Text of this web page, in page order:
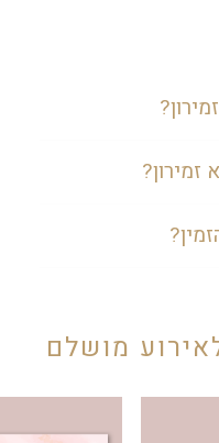
לאורחי
יום הולדת,
לשיר יחד
ושימושית
לשימוש
נוספת היא
בשולחן אז יש להניח כ6- זמירונים.
מושלם